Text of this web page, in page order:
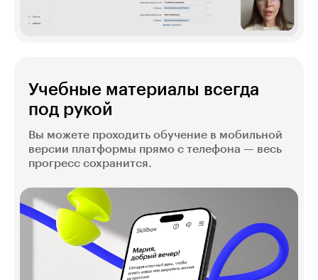
Учебные материалы всегда
под рукой
Вы можете проходить обучение в мобильной
версии платформы прямо с телефона — весь
прогресс сохранится.